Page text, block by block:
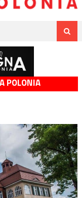
POLONIA